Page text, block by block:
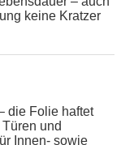
keine Kratzer
die Folie haftet
und
Innen- sowie